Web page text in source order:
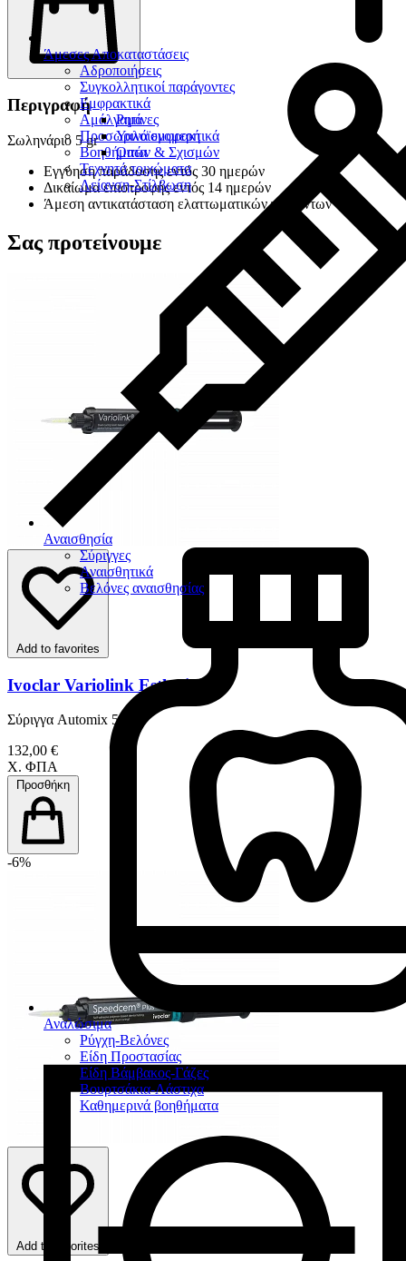
Άμεσες Αποκαταστάσεις
Αδροποιήσεις
Συγκολλητικοί παράγοντες
Εμφρακτικά
Ρητίνες
Υαλοϊονομερή
Οπών & Σχισμών
Αμάλγαμα
Προσωρινά εμφρακτικά
Βοηθήματα
Τεχνητά τοιχώματα
Λείανση-Στίλβωση
Αναισθησία
Σύριγγες
Αναισθητικά
Βελόνες αναισθησίας
Αναλώσιμα
Ρύγχη-Βελόνες
Είδη Προστασίας
Είδη Βάμβακος-Γάζες
Βουρτσάκια-Λάστιχα
Καθημερινά βοηθήματα
Περιγραφή
Σωληνάριο 5 gr
Εγγύηση παράδοσης εντός 30 ημερών
Δικαίωμα επιστροφής εντός 14 ημερών
Άμεση αντικατάσταση ελαττωματικών προϊόντων
Σας προτείνουμε
Add to favorites
Ivoclar Variolink Esthetic DC
Σύριγγα Automix 5 gr
132,00 €
Χ. ΦΠΑ
Προσθήκη
-6%
Add to favorites